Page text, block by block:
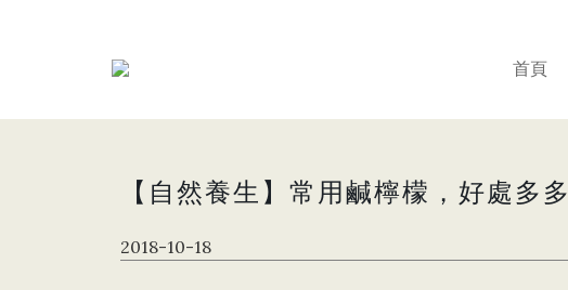
首頁
【自然養生】常用鹹檸檬，好處多多
2018-10-18